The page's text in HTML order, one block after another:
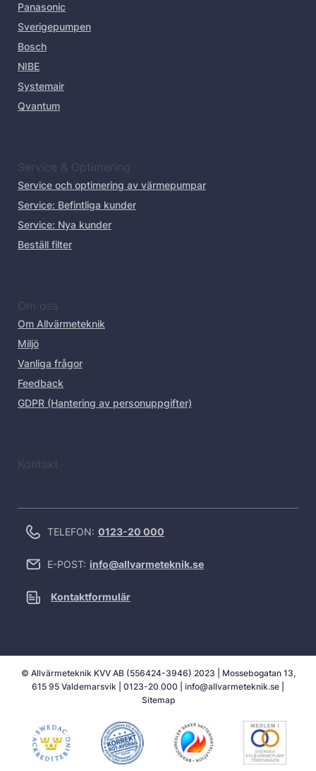
Panasonic
Sverigepumpen
Bosch
NIBE
Systemair
Qvantum
Service & Optimering
Service och optimering av värmepumpar
Service: Befintliga kunder
Service: Nya kunder
Beställ filter
Om oss
Om Allvärmeteknik
Miljö
Vanliga frågor
Feedback
GDPR (Hantering av personuppgifter)
Kontakt
TELEFON: 0123-20 000
E-POST: info@allvarmeteknik.se
Kontaktformulär
© Allvärmeteknik KVV AB (556424-3946) 2023 | Mossebogatan 13,
615 95 Valdemarsvik | 0123-20 000 info@allvarmeteknik.se
Sitemap